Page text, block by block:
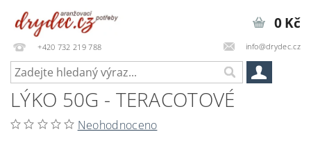
+420 732 219 788 info@drydec.cz
0 Kč
LÝKO 50G - TERACOTOVÉ
Neohodnoceno